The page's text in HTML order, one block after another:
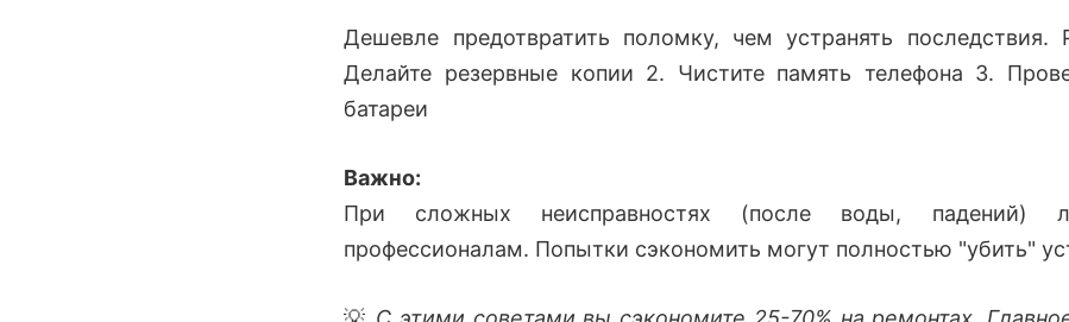
Дешевле предотвратить поломку, чем устранять последствия.
Делайте резервные копии 2. Чистите память телефона 3.
батареи
Важно:
При сложных неисправностях (после воды, падений)
профессионалам. Попытки сэкономить могут полностью "убить"